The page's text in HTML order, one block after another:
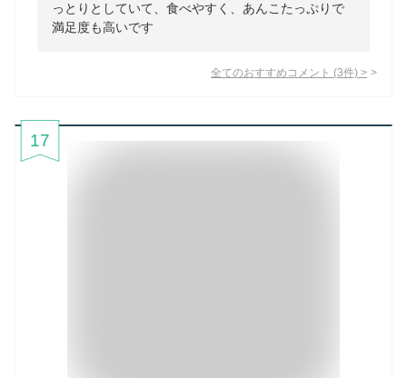
っとりとしていて、食べやすく、あんこたっぷりで
満足度も高いです
全てのおすすめコメント (3件) >
17